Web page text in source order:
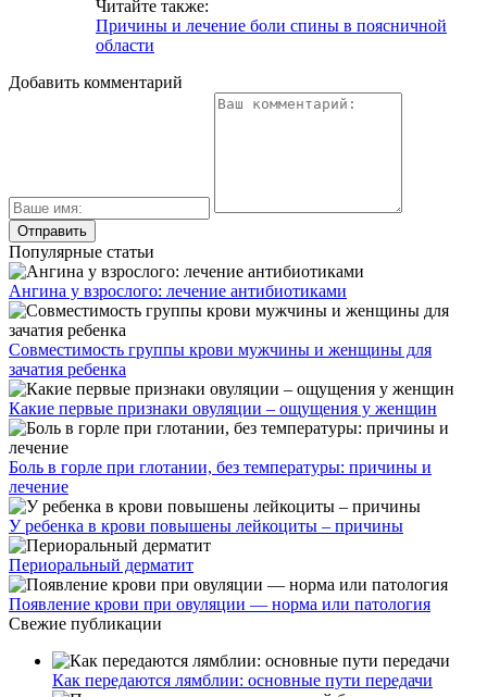
Читайте также:
Причины и лечение боли спины в поясничной
области
Добавить комментарий
Популярные статьи
Ангина у взрослого: лечение антибиотиками
Совместимость группы крови мужчины и женщины для
зачатия ребенка
Какие первые признаки овуляции – ощущения у женщин
Боль в горле при глотании, без температуры: причины и
лечение
У ребенка в крови повышены лейкоциты – причины
Периоральный дерматит
Появление крови при овуляции — норма или патология
Свежие публикации
Как передаются лямблии: основные пути передачи